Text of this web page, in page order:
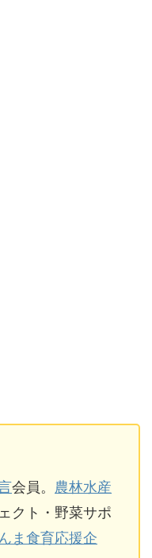
会員。 農林水産
クト・野菜サポ
ま食育応援企